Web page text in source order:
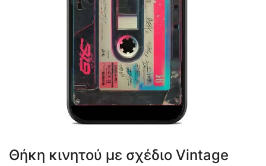
Θήκη κινητού με σχέδιο Vintage